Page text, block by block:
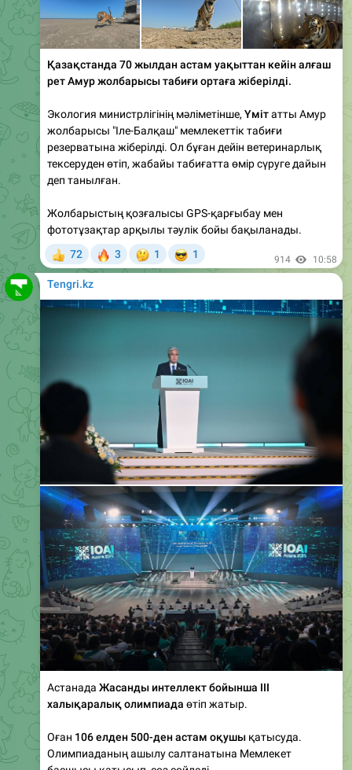
Қазақстанда 70 жылдан астам уақыттан кейін алғаш
рет Амур жолбарысы табиғи ортаға жіберілді.
Экология министрлігінің мәліметінше,Үмітатты Амур
резерватына жіберілді. Ол бұған дейін ветеринарлық
тексеруден өтіп, жабайы табиғатта өмір сүруге дайын
деп танылған.
Жолбарыстың қозғалысы GPS-қарғыбау мен
72 3
🤔
1
😎
1 914
Tengri.kz
АстанадаЖасанды интеллект бойынша III
халықаралық олимпиадаөтіп жатыр.
Оған106 елден 500-ден астам оқушы
басшысы қатысып, сөз сөйледі.